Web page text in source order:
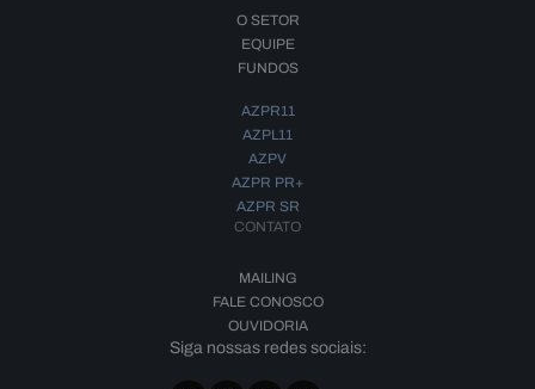
O SETOR
EQUIPE
FUNDOS
AZPR11
AZPL11
AZPV
AZPR PR+
AZPR SR
CONTATO
MAILING
FALE CONOSCO
OUVIDORIA
Siga nossas redes sociais: